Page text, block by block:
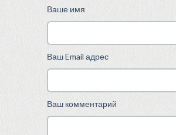
Ваше имя
Ваш Email адрес
Ваш комментарий